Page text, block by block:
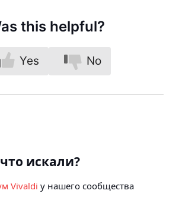
this helpful?
Yes No
искали?
Vivaldi у нашего сообщества